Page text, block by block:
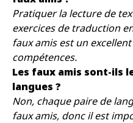
Pratiquer la lecture de
exercices de traduction
faux amis est un
compétences.
Les faux amis sont-ils
langues ?
Non, chaque paire de
faux amis, donc il est